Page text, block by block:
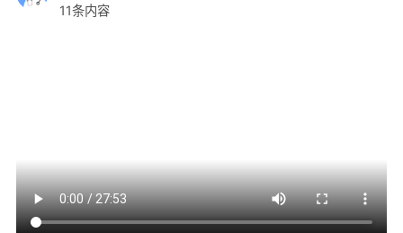
11条内容